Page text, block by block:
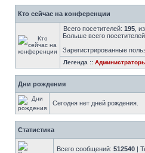
Кто сейчас на конференции
Всего посетителей: 195 ,
Больше всего
Зарегистрированные
Легенда ::
Дни рождения
Сегодня нет дней рождения.
Статистика
Всего сообщений: 512540 |